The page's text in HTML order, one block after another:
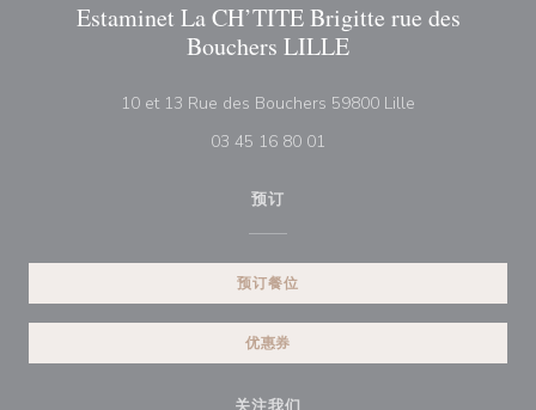
Estaminet La CH’TITE Brigitte rue des
Bouchers LILLE
10 et 13 Rue des Bouchers 59800 Lille
03 45 16 80 01
预订
预订餐位
优惠券